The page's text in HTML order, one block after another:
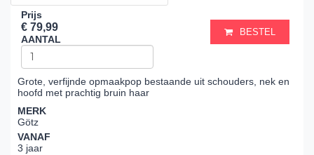
Prijs
€ 79,99
AANTAL
BESTEL
Grote, verfijnde opmaakpop bestaande uit schouders, nek en
hoofd met prachtig bruin haar
MERK
Götz
VANAF
3 jaar